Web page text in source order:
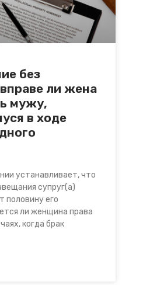
без
ли жена
мужу,
в ходе
устанавливает, что
супруг(а)
половину его
ли женщина права
когда брак